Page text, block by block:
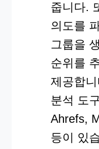
줍니다.
의도를
그룹을
순위를
제공합
분석 도
Ahrefs,
등이 있